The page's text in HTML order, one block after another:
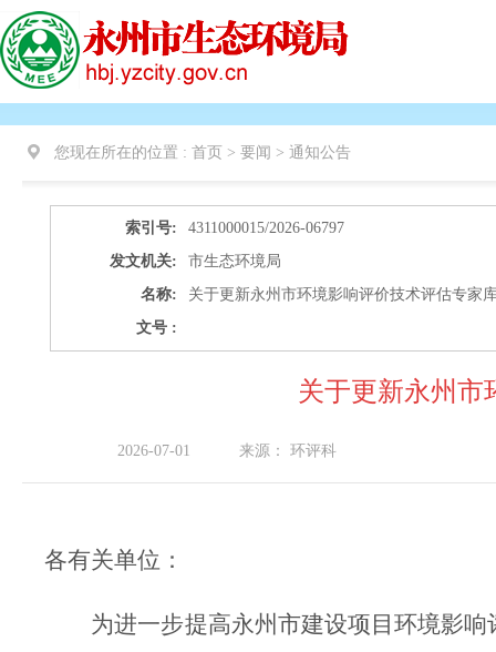
您现在所在的位置 : 首页 > 要闻 > 通知公告
索引号:
4311000015/2026-06797
发文机关:
市生态环境局
名称:
关于更新永州市环境影响评价技术评估专家
文号 :
关于更新永州市
2026-07-01 来源： 环评科
各有关单位：
为进一步提高永州市建设项目环境影